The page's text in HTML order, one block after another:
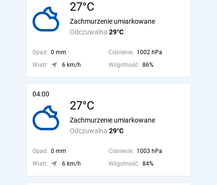
27°C
Odczuwalna 29°C
Zachmurzenie umiarkowane
Opad: 0 mm Ciśnienie: 1002 hPa
Wiatr:
6 km/h Wilgotność: 86%
04:00
27°C
Odczuwalna 29°C
Zachmurzenie umiarkowane
Opad: 0 mm Ciśnienie: 1003 hPa
Wiatr:
6 km/h Wilgotność: 84%